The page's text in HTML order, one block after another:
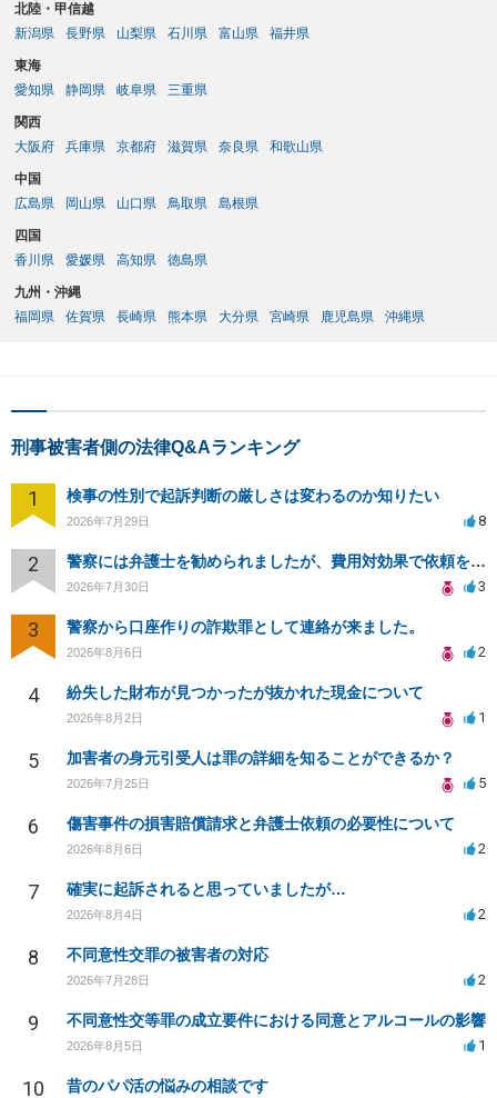
北陸・甲信越
新潟県
長野県 山梨県 石川県 富山県 福井県
東海
愛知県
静岡県 岐阜県 三重県
関西
大阪府
兵庫県 京都府 滋賀県 奈良県 和歌山県
中国
広島県
岡山県 山口県 鳥取県 島根県
四国
香川県
愛媛県 高知県 徳島県
九州・沖縄
福岡県
佐賀県 長崎県 熊本県 大分県 宮崎県 鹿児島県 沖縄県
刑事被害者側の法律Q&Aランキング
1 検事の性別で起訴判断の厳しさは変わるのか知りたい
2026年7月29日 8
2 警察には弁護士を勧められましたが、費用対効果で依頼をすることを躊躇しています。
2026年7月30日 3
3 警察から口座作りの詐欺罪として連絡が来ました。
2026年8月6日 2
4 紛失した財布が見つかったが抜かれた現金について
2026年8月2日 1
5 加害者の身元引受人は罪の詳細を知ることができるか？
2026年7月25日 5
6 傷害事件の損害賠償請求と弁護士依頼の必要性について
2026年8月6日 2
7 確実に起訴されると思っていましたが…
2026年8月4日 2
8 不同意性交罪の被害者の対応
2026年7月28日 2
9 不同意性交等罪の成立要件における同意とアルコールの影響
2026年8月5日 1
10 昔のパパ活の悩みの相談です